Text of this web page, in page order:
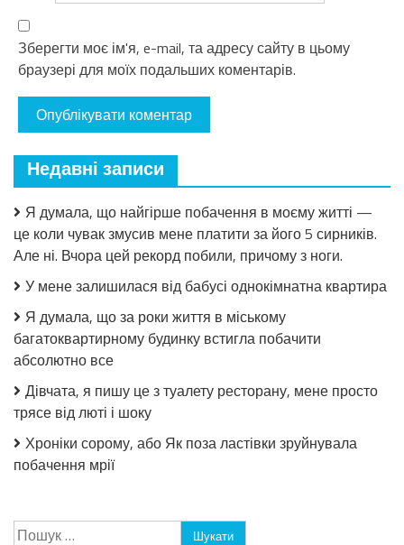
Зберегти моє ім'я, e-mail, та адресу сайту в цьому
браузері для моїх подальших коментарів.
Недавні записи
Я думала, що найгірше побачення в моєму житті —
це коли чувак змусив мене платити за його 5 сирників.
Але ні. Вчора цей рекорд побили, причому з ноги.
У мене залишилася від бабусі однокімнатна квартира
Я думала, що за роки життя в міському
багатоквартирному будинку встигла побачити
абсолютно все
Дівчата, я пишу це з туалету ресторану, мене просто
трясе від люті і шоку
Хроніки сорому, або Як поза ластівки зруйнувала
побачення мрії
Пошук: